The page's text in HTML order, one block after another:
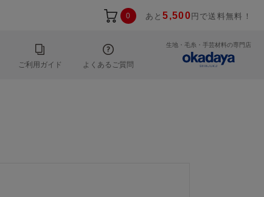
0 あと5,500 円で送料無料！
ご利用ガイド よくあるご質問
生地・毛糸・手芸材料の専門店